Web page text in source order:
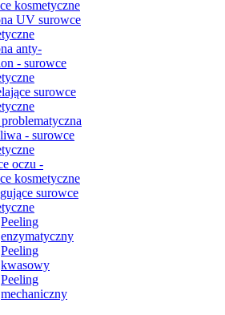
kosmetyczne
UV surowce
anty-
- surowce
surowce
- surowce
oczu -
kosmetyczne
surowce
Peeling
enzymatyczny
Peeling
kwasowy
Peeling
mechaniczny